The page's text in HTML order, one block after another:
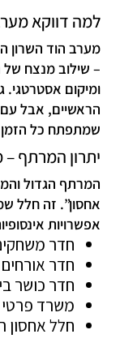
למה דווקא
מערב הוד השרון
– שילוב מנצח של
הראשיים, אבל
שמתפתח כל הזמן
יתרון המרתף
המרתף הגדול
אחסון”. זה חלל
אפשרויות
חדר
חדר
חדר כושר
משרד פרטי
חלל אחסון